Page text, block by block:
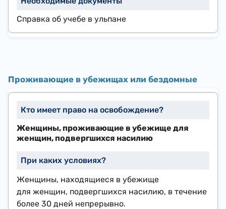
Справка об учебе в ульпане
Проживающие в убежищах или бездомные
Женщины, проживающие в убежище для
женщин, подвергшихся насилию
Женщины, находящиеся в убежище
для женщин, подвергшихся насилию, в течение
более 30 дней непрерывно.